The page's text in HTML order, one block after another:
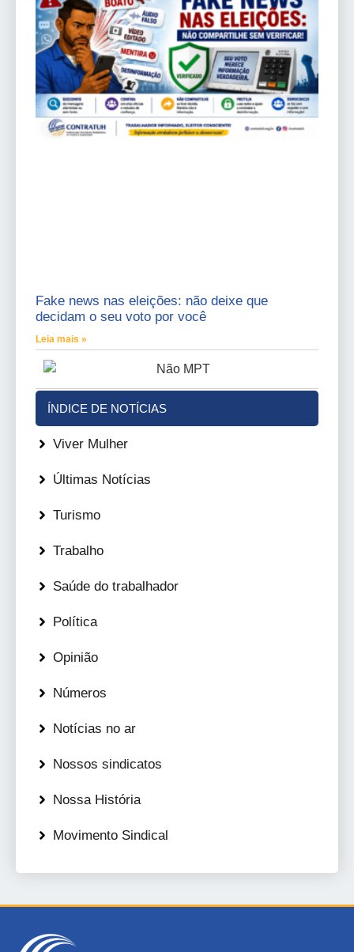
Fake news nas eleições: não deixe que
decidam o seu voto por você
Leia mais »
ÍNDICE DE NOTÍCIAS
Viver Mulher
Últimas Notícias
Turismo
Trabalho
Saúde do trabalhador
Política
Opinião
Números
Notícias no ar
Nossos sindicatos
Nossa História
Movimento Sindical